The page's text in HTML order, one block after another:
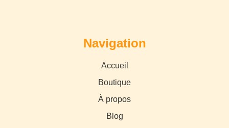
Navigation
Accueil
Boutique
À propos
Blog